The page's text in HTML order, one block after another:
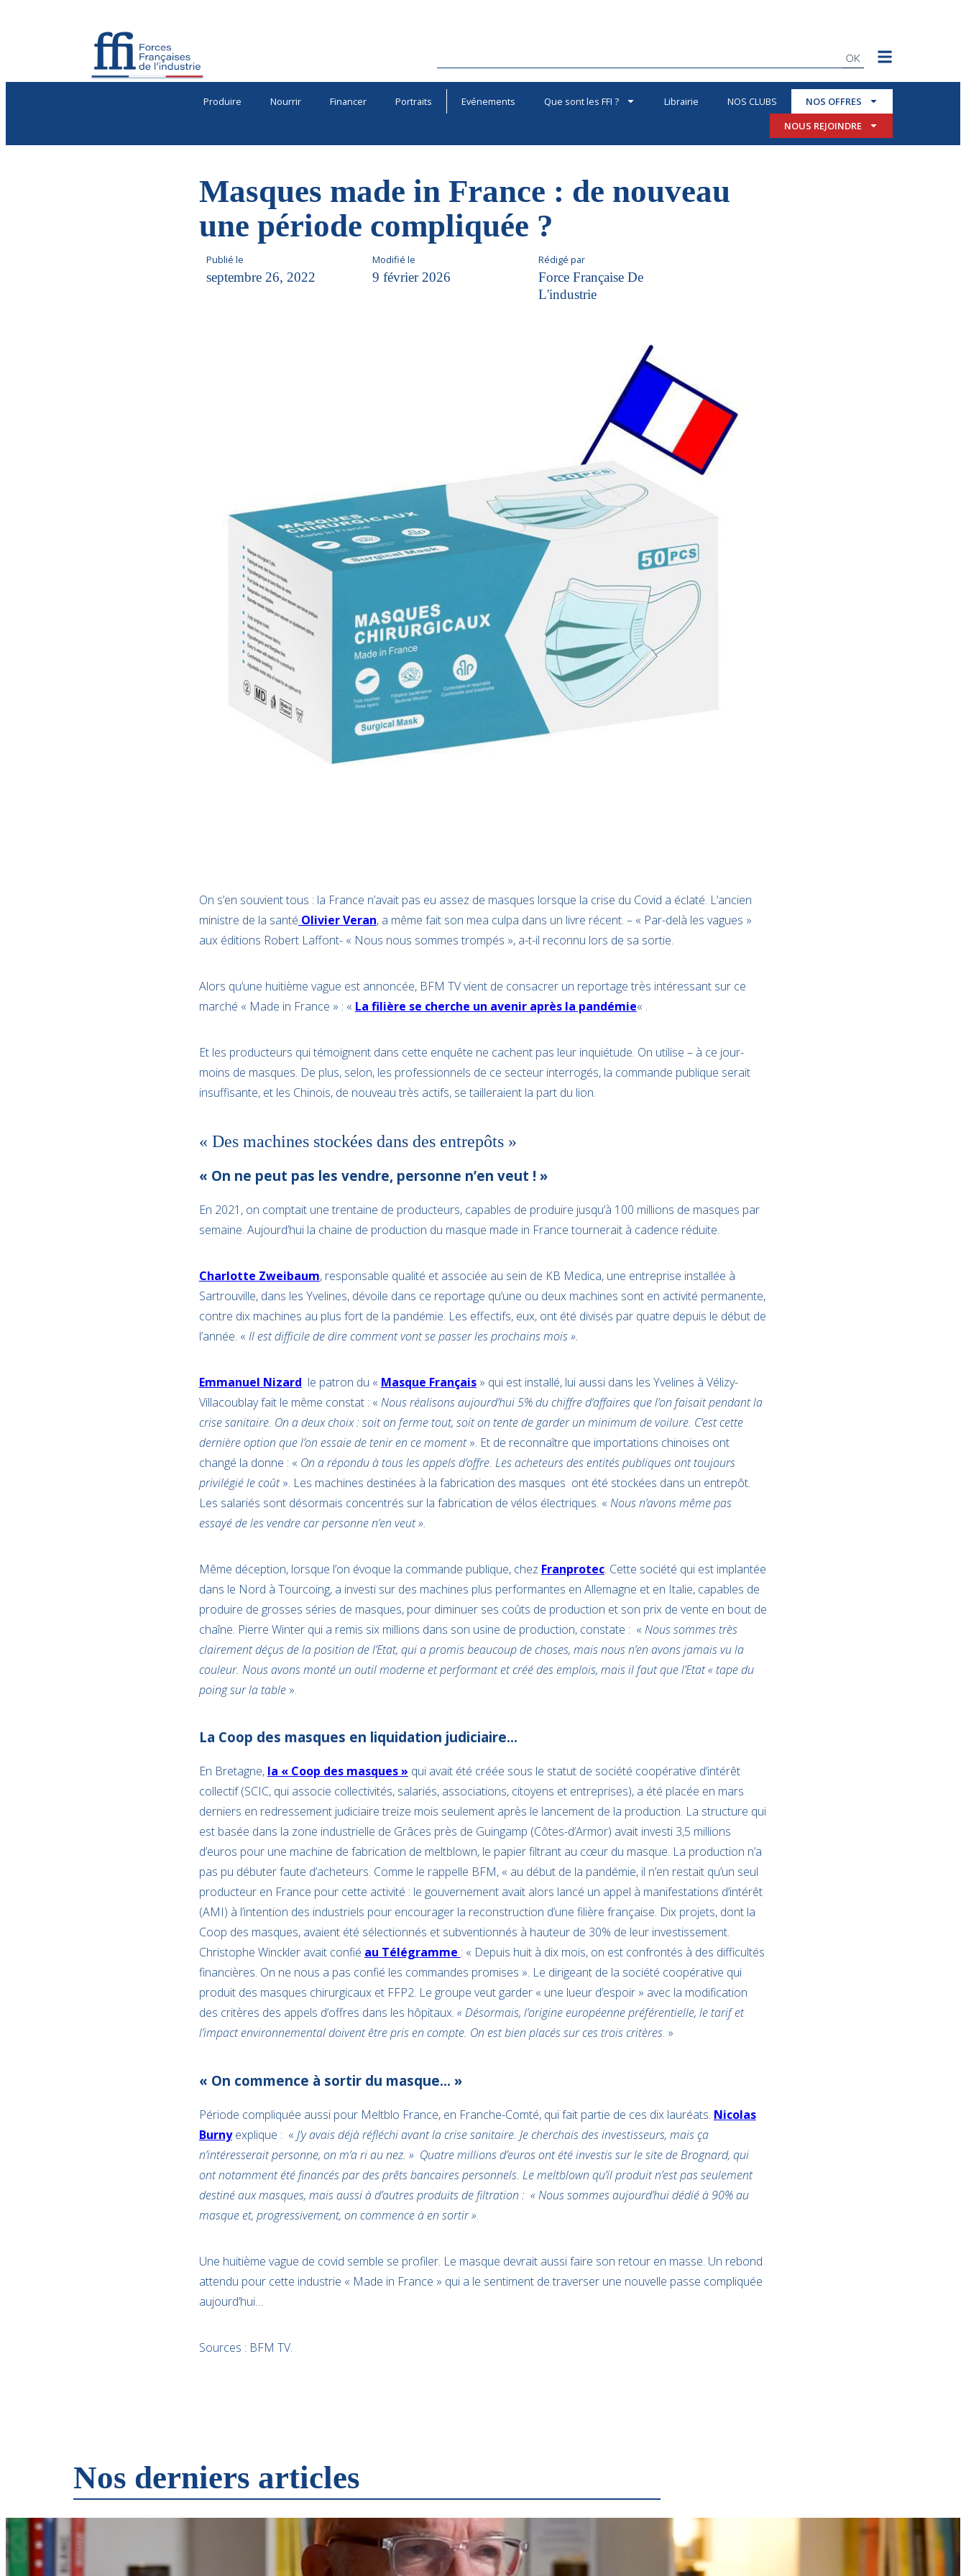
OK
Produire Nourrir Financer Portraits Evénements Que sont les FFI ? Librairie NOS CLUBS
NOS OFFRES
NOUS REJOINDRE
Masques made in France : de nouveau
une période compliquée ?
Publié le
septembre 26, 2022
Modifié le
9 février 2026
Rédigé par
Force Française De
L'industrie
On s’en souvient tous : la France n’avait pas eu assez de masques lorsque la crise du Covid a éclaté. L’ancien
ministre de la santé Olivier Veran, a même fait son mea culpa dans un livre récent. – « Par-delà les vagues »
aux éditions Robert Laffont- « Nous nous sommes trompés », a-t-il reconnu lors de sa sortie.
Alors qu’une huitième vague est annoncée, BFM TV vient de consacrer un reportage très intéressant sur ce
marché « Made in France » : « La filière se cherche un avenir après la pandémie« .
Et les producteurs qui témoignent dans cette enquête ne cachent pas leur inquiétude. On utilise – à ce jour-
moins de masques. De plus, selon, les professionnels de ce secteur interrogés, la commande publique serait
insuffisante, et les Chinois, de nouveau très actifs, se tailleraient la part du lion.
« Des machines stockées dans des entrepôts »
« On ne peut pas les vendre, personne n’en veut ! »
En 2021, on comptait une trentaine de producteurs, capables de produire jusqu’à 100 millions de masques par
semaine. Aujourd’hui la chaine de production du masque made in France tournerait à cadence réduite.
Charlotte Zweibaum, responsable qualité et associée au sein de KB Medica, une entreprise installée à
Sartrouville, dans les Yvelines, dévoile dans ce reportage qu’une ou deux machines sont en activité permanente,
contre dix machines au plus fort de la pandémie. Les effectifs, eux, ont été divisés par quatre depuis le début de
l’année. « Il est difficile de dire comment vont se passer les prochains mois ».
Emmanuel Nizard le patron du « Masque Français» qui est installé, lui aussi dans les Yvelines à Vélizy-
Villacoublay fait le même constat : « Nous réalisons aujourd’hui 5% du chiffre d’affaires que l’on faisait pendant la
crise sanitaire. On a deux choix : soit on ferme tout, soit on tente de garder un minimum de voilure. C’est cette
dernière option que l’on essaie de tenir en ce moment». Et de reconnaître que importations chinoises ont
changé la donne : « On a répondu à tous les appels d’offre. Les acheteurs des entités publiques ont toujours
privilégié le coût». Les machines destinées à la fabrication des masques ont été stockées dans un entrepôt.
Les salariés sont désormais concentrés sur la fabrication de vélos électriques. « Nous n’avons même pas
essayé de les vendre car personne n’en veut ».
Même déception, lorsque l’on évoque la commande publique, chez Franprotec. Cette société qui est implantée
dans le Nord à Tourcoing, a investi sur des machines plus performantes en Allemagne et en Italie, capables de
produire de grosses séries de masques, pour diminuer ses coûts de production et son prix de vente en bout de
chaîne. Pierre Winter qui a remis six millions dans son usine de production, constate : « Nous sommes très
clairement déçus de la position de l’Etat, qui a promis beaucoup de choses, mais nous n’en avons jamais vu la
couleur. Nous avons monté un outil moderne et performant et créé des emplois, mais il faut que l’Etat « tape du
poing sur la table».
La Coop des masques en liquidation judiciaire…
En Bretagne, la « Coop des masques » qui avait été créée sous le statut de société coopérative d’intérêt
collectif (SCIC, qui associe collectivités, salariés, associations, citoyens et entreprises), a été placée en mars
derniers en redressement judiciaire treize mois seulement après le lancement de la production. La structure qui
est basée dans la zone industrielle de Grâces près de Guingamp (Côtes-d’Armor) avait investi 3,5 millions
d’euros pour une machine de fabrication de meltblown, le papier filtrant au cœur du masque. La production n’a
pas pu débuter faute d’acheteurs. Comme le rappelle BFM, « au début de la pandémie, il n’en restait qu’un seul
producteur en France pour cette activité : le gouvernement avait alors lancé un appel à manifestations d’intérêt
(AMI) à l’intention des industriels pour encourager la reconstruction d’une filière française. Dix projets, dont la
Coop des masques, avaient été sélectionnés et subventionnés à hauteur de 30% de leur investissement.
Christophe Winckler avait confié au Télégramme : « Depuis huit à dix mois, on est confrontés à des difficultés
financières. On ne nous a pas confié les commandes promises ». Le dirigeant de la société coopérative qui
produit des masques chirurgicaux et FFP2. Le groupe veut garder « une lueur d’espoir » avec la modification
des critères des appels d’offres dans les hôpitaux. « Désormais, l’origine européenne préférentielle, le tarif et
l’impact environnemental doivent être pris en compte. On est bien placés sur ces trois critères. »
« On commence à sortir du masque… »
Période compliquée aussi pour Meltblo France, en Franche-Comté, qui fait partie de ces dix lauréats. Nicolas
Burnyexplique : « J’y avais déjà réfléchi avant la crise sanitaire. Je cherchais des investisseurs, mais ça
n’intéresserait personne, on m’a ri au nez. » Quatre millions d’euros ont été investis sur le site de Brognard, qui
ont notamment été financés par des prêts bancaires personnels. Le meltblown qu’il produit n’est pas seulement
destiné aux masques, mais aussi à d’autres produits de filtration : « Nous sommes aujourd’hui dédié à 90% au
masque et, progressivement, on commence à en sortir ».
Une huitième vague de covid semble se profiler. Le masque devrait aussi faire son retour en masse. Un rebond
attendu pour cette industrie « Made in France » qui a le sentiment de traverser une nouvelle passe compliquée
aujourd’hui…
Sources : BFM TV.
Nos derniers articles